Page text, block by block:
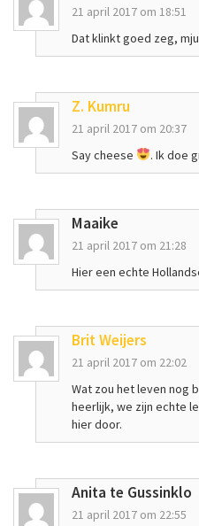
21 april 2017 om 18:51
Dat klinkt goed zeg,
Z. Kumru
21 april 2017 om 20:37
Say cheese
. Ik doe
Maaike
21 april 2017 om 21:28
Hier een echte
Brit Weijers
21 april 2017 om 22:02
Wat zou het leven nog
heerlijk, we zijn echte
hier door.
Anita te Gussinklo
21 april 2017 om 22:55